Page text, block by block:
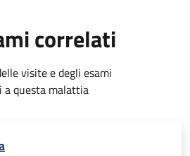
correlati
visite e degli esami
a questa malattia